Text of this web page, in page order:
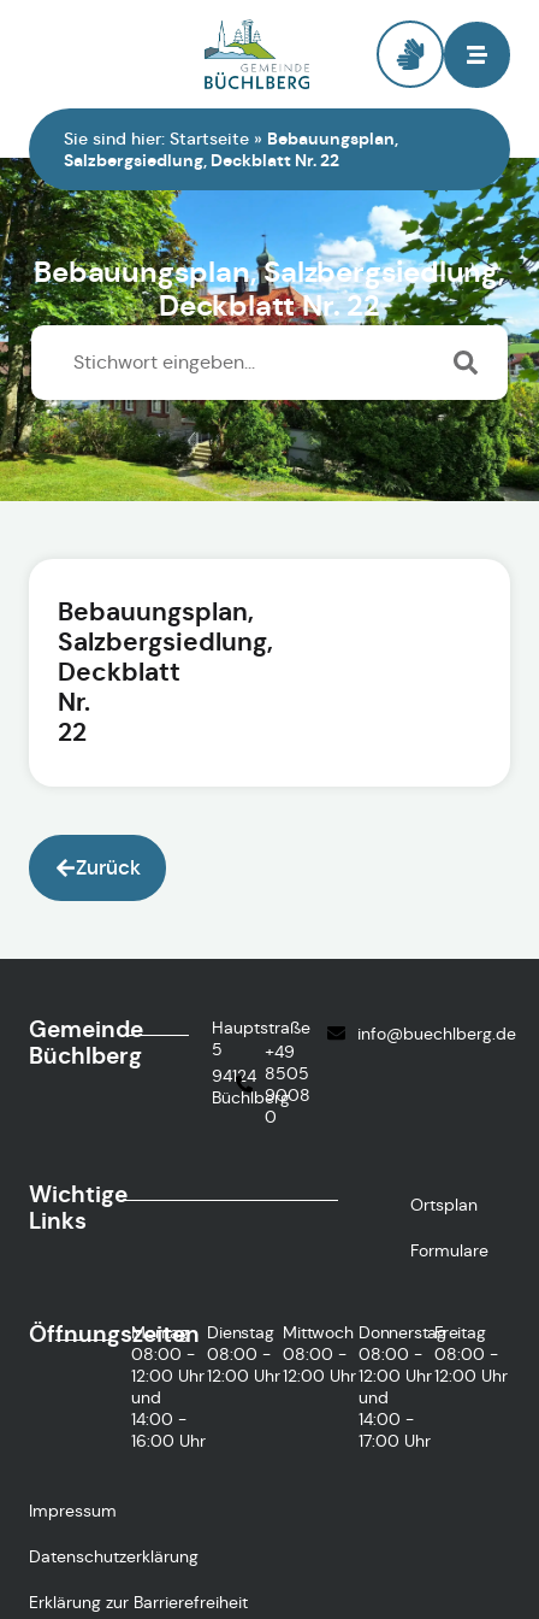
Sie sind hier: Startseite » Bebauungsplan,
Salzbergsiedlung, Deckblatt Nr. 22
Bebauungsplan, Salzbergsiedlung,
Deckblatt Nr. 22
Bebauungsplan,
Salzbergsiedlung,
Deckblatt
Nr.
22
Zurück
Gemeinde
Büchlberg
Hauptstraße
5
94124
Büchlberg
+49
8505
9008
0
info@buechlberg.de
Wichtige
Links
Ortsplan
Formulare
Öffnungszeiten
Montag
08:00 -
12:00 Uhr
und
14:00 -
16:00 Uhr
Dienstag
08:00 -
12:00 Uhr
Mittwoch
08:00 -
12:00 Uhr
Donnerstag
08:00 -
12:00 Uhr
und
14:00 -
17:00 Uhr
Freitag
08:00 -
12:00 Uhr
Impressum
Datenschutzerklärung
Erklärung zur Barrierefreiheit